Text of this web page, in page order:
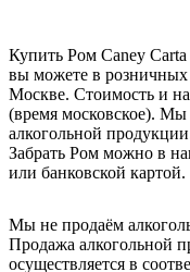
Купить Ром Caney
вы можете в розничных
Москве. Стоимость и
(время московское). Мы
алкогольной
Забрать Ром можно в
или банковской картой.
Мы не продаём
Продажа алкогольной
осуществляется в